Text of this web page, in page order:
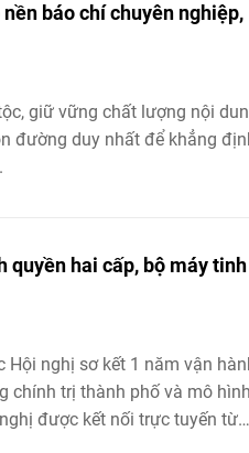
báo chí chuyên nghiệp,
giữ vững chất lượng nội
đường duy nhất để khẳng
quyền hai cấp, bộ máy tinh
Hội nghị sơ kết 1 năm vận
chính trị thành phố và mô hình
được kết nối trực tuyến từ